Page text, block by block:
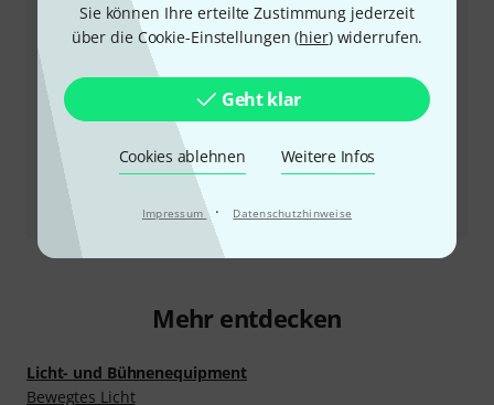
Sie können Ihre erteilte Zustimmung jederzeit
über die Cookie-Einstellungen (hier) widerrufen.
Geht klar
Cookies ablehnen Weitere Infos
Impressum · Datenschutzhinweise
Rückruf vereinbaren
Mehr Kontaktoptionen
Produkt zurücksenden
Alle Ansprechpartner
Mehr entdecken
Licht- und Bühnenequipment
Bewegtes Licht